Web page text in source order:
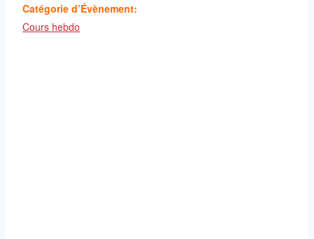
Catégorie d’Évènement:
Cours hebdo